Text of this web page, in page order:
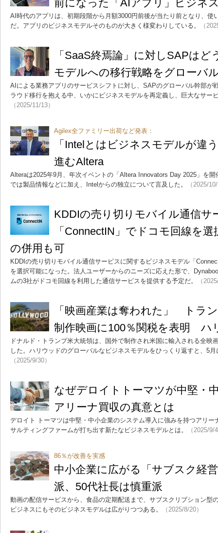
前になった「AIアプリ」ビジネ
AI時代のアプリは、初期段階から月額3000円前後が当たり前となり、使
だ。アプリのビジネスモデルそのものが大きく様変わりしている。
（
「SaaS終焉論」に対しSAPは
モデルへの移行戦略をグローバ
AIによる業務アプリのサービスシフトに対し、SAPのグローバル幹部が
ラウド移行を抱える中、いかにビジネスモデルを再定義し、巨大なサー
（2025/11/13）
Agilex全ファミリー出荷など発表：
「Intelとはビジネスモデルが違
進むAltera
Alteraは2025年9月、年次イベントの「Altera Innovators Day 2025」を
では製品情報などに加え、Intelからの独立について言及した。
（2025/
KDDIの売り切りモバイル通信サ
「ConnectIN」でドコモ回線を
の併用も可
KDDIの売り切りモバイル通信サービスに関するビジネスモデル「
を選択可能になった。法人ユーザーからのニーズに応えた形で、
ムの3社がドコモ回線を利用した通信サービスを提供する予定だ。
（
「映画産業は奪われた」 トラ
制作映画に100％関税を表明 ハ
ドナルド・トランプ米大統領は、国外で制作され米国に輸入される全映
した。ハリウッドのグローバルなビジネスモデルをひっくり返すと、5
（2025/9/30）
なぜデロイトトーマツが中堅
アリーナ買収の真意とは
デロイト トーマツは中堅・中小企業のシステム導入に強みを持つアリー
サルティングファームが打ち出す新たなビジネスモデルとは。
（2025/9/
86％が改善を実感
中小企業に広がる「サブスク経
派、50代社長は慎重派
動画の配信サービスから、食品の定期配送まで、サブスクリプション型
ビジネスにもそのビジネスモデルは広がりつつある。
（2025/8/20）